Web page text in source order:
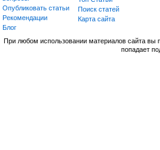
Опубликовать статьи
Рекомендации
Блог
Поиск статей
Карта сайта
При любом использовании материалов сайта вы
попадает